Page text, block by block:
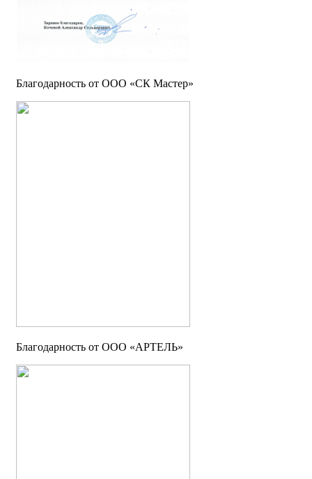
Благодарность от ООО «СК Мастер»
Благодарность от ООО «АРТЕЛЬ»